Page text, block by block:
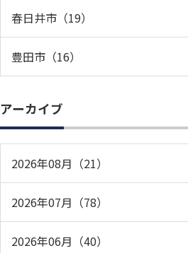
春日井市（19）
豊田市（16）
アーカイブ
2026年08月（21）
2026年07月（78）
2026年06月（40）